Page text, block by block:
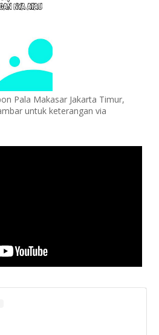
Pala Makasar Jakarta Timur,
untuk keterangan via